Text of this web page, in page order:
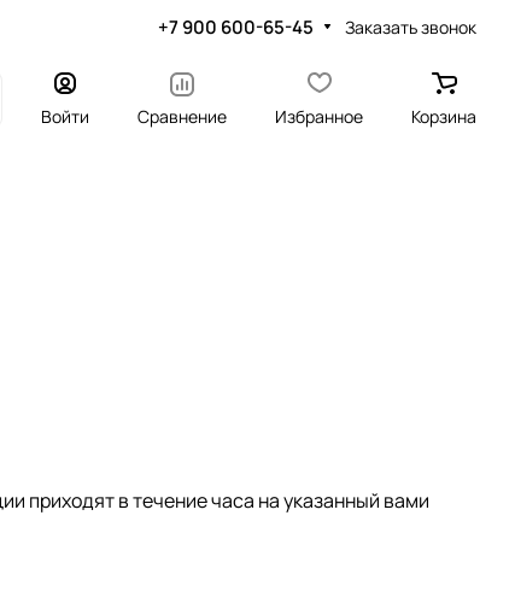
+7 900 600-65-45 Заказать звонок
Войти Сравнение Избранное Корзина
приходят в течение часа на указанный вами